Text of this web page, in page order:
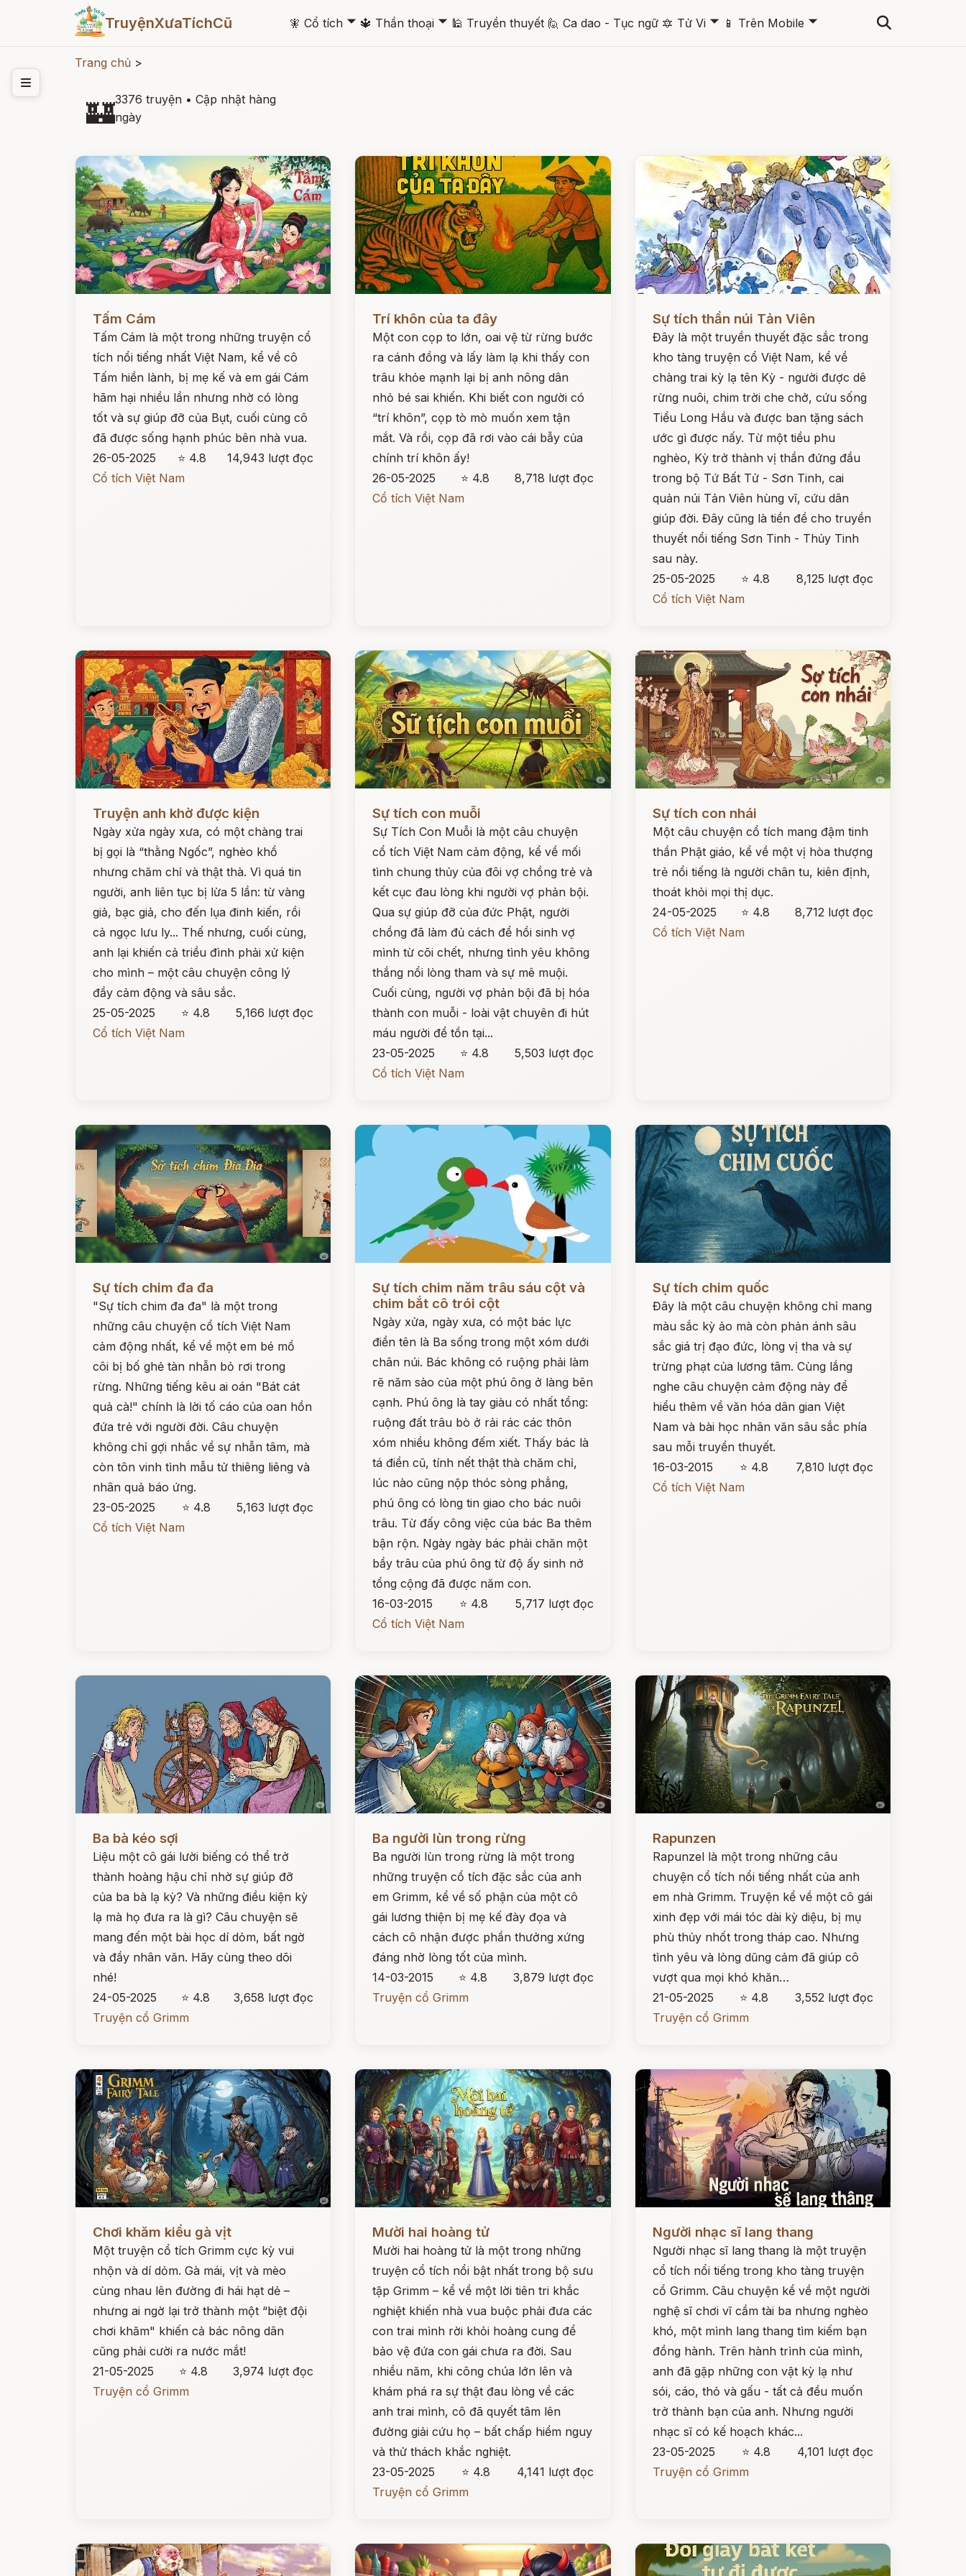
TruyệnXưaTíchCũ 🧚 Cổ tích 🞃 🔱 Thần thoại 🞃 🕌 Truyền thuyết 🙋 Ca dao - Tục ngữ 🔯 Tử Vi 🞃 📱 Trên Mobile 🞃
Trang chủ >
🏰3376 truyện • Cập nhật hàng
ngày
Đọc ngay
Tấm Cám
Tấm Cám là một trong những truyện cổ
tích nổi tiếng nhất Việt Nam, kể về cô
Tấm hiền lành, bị mẹ kế và em gái Cám
hãm hại nhiều lần nhưng nhờ có lòng
tốt và sự giúp đỡ của Bụt, cuối cùng cô
đã được sống hạnh phúc bên nhà vua.
26-05-2025
⭐ 4.8
14,943 lượt đọc
Cổ tích Việt Nam
Trí khôn của ta đây
Một con cọp to lớn, oai vệ từ rừng bước
ra cánh đồng và lấy làm lạ khi thấy con
trâu khỏe mạnh lại bị anh nông dân
nhỏ bé sai khiến. Khi biết con người có
“trí khôn”, cọp tò mò muốn xem tận
mắt. Và rồi, cọp đã rơi vào cái bẫy của
chính trí khôn ấy!
26-05-2025
⭐ 4.8
8,718 lượt đọc
Cổ tích Việt Nam
Sự tích thần núi Tản Viên
Đây là một truyền thuyết đặc sắc trong
kho tàng truyện cổ Việt Nam, kể về
chàng trai kỳ lạ tên Kỳ - người được dê
rừng nuôi, chim trời che chở, cứu sống
Tiểu Long Hầu và được ban tặng sách
ước gì được nấy. Từ một tiều phu
nghèo, Kỳ trở thành vị thần đứng đầu
trong bộ Tứ Bất Tử - Sơn Tinh, cai
quản núi Tản Viên hùng vĩ, cứu dân
giúp đời. Đây cũng là tiền đề cho truyền
thuyết nổi tiếng Sơn Tinh - Thủy Tinh
sau này.
25-05-2025
⭐ 4.8
8,125 lượt đọc
Cổ tích Việt Nam
Truyện anh khờ được kiện
Ngày xửa ngày xưa, có một chàng trai
bị gọi là “thằng Ngốc”, nghèo khổ
nhưng chăm chỉ và thật thà. Vì quá tin
người, anh liên tục bị lừa 5 lần: từ vàng
giả, bạc giả, cho đến lụa đinh kiến, rồi
cả ngọc lưu ly... Thế nhưng, cuối cùng,
anh lại khiến cả triều đình phải xử kiện
cho mình – một câu chuyện công lý
đầy cảm động và sâu sắc.
25-05-2025
⭐ 4.8
5,166 lượt đọc
Cổ tích Việt Nam
Sự tích con muỗi
Sự Tích Con Muỗi là một câu chuyện
cổ tích Việt Nam cảm động, kể về mối
tình chung thủy của đôi vợ chồng trẻ và
kết cục đau lòng khi người vợ phản bội.
Qua sự giúp đỡ của đức Phật, người
chồng đã làm đủ cách để hồi sinh vợ
mình từ cõi chết, nhưng tình yêu không
thắng nổi lòng tham và sự mê muội.
Cuối cùng, người vợ phản bội đã bị hóa
thành con muỗi - loài vật chuyên đi hút
máu người để tồn tại...
23-05-2025
⭐ 4.8
5,503 lượt đọc
Cổ tích Việt Nam
Sự tích con nhái
Một câu chuyện cổ tích mang đậm tinh
thần Phật giáo, kể về một vị hòa thượng
trẻ nổi tiếng là người chân tu, kiên định,
thoát khỏi mọi thị dục.
24-05-2025
⭐ 4.8
8,712 lượt đọc
Cổ tích Việt Nam
Sự tích chim đa đa
"Sự tích chim đa đa" là một trong
những câu chuyện cổ tích Việt Nam
cảm động nhất, kể về một em bé mồ
côi bị bố ghẻ tàn nhẫn bỏ rơi trong
rừng. Những tiếng kêu ai oán "Bát cát
quả cà!" chính là lời tố cáo của oan hồn
đứa trẻ với người đời. Câu chuyện
không chỉ gợi nhắc về sự nhẫn tâm, mà
còn tôn vinh tình mẫu tử thiêng liêng và
nhân quả báo ứng.
23-05-2025
⭐ 4.8
5,163 lượt đọc
Cổ tích Việt Nam
Sự tích chim năm trâu sáu cột và
chim bắt cô trói cột
Ngày xửa, ngày xưa, có một bác lực
điền tên là Ba sống trong một xóm dưới
chân núi. Bác không có ruộng phải làm
rẽ năm sào của một phú ông ở làng bên
cạnh. Phú ông là tay giàu có nhất tổng:
ruộng đất trâu bò ở rải rác các thôn
xóm nhiều không đếm xiết. Thấy bác là
tá điền cũ, tính nết thật thà chăm chỉ,
lúc nào cũng nộp thóc sòng phẳng,
phú ông có lòng tin giao cho bác nuôi
trâu. Từ đấy công việc của bác Ba thêm
bận rộn. Ngày ngày bác phải chăn một
bầy trâu của phú ông từ độ ấy sinh nở
tổng cộng đã được năm con.
16-03-2015
⭐ 4.8
5,717 lượt đọc
Cổ tích Việt Nam
Sự tích chim quốc
Đây là một câu chuyện không chỉ mang
màu sắc kỳ ảo mà còn phản ánh sâu
sắc giá trị đạo đức, lòng vị tha và sự
trừng phạt của lương tâm. Cùng lắng
nghe câu chuyện cảm động này để
hiểu thêm về văn hóa dân gian Việt
Nam và bài học nhân văn sâu sắc phía
sau mỗi truyền thuyết.
16-03-2015
⭐ 4.8
7,810 lượt đọc
Cổ tích Việt Nam
Ba bà kéo sợi
Liệu một cô gái lười biếng có thể trở
thành hoàng hậu chỉ nhờ sự giúp đỡ
của ba bà lạ kỳ? Và những điều kiện kỳ
lạ mà họ đưa ra là gì? Câu chuyện sẽ
mang đến một bài học dí dỏm, bất ngờ
và đầy nhân văn. Hãy cùng theo dõi
nhé!
24-05-2025
⭐ 4.8
3,658 lượt đọc
Truyện cổ Grimm
Ba người lùn trong rừng
Ba người lùn trong rừng là một trong
những truyện cổ tích đặc sắc của anh
em Grimm, kể về số phận của một cô
gái lương thiện bị mẹ kế đày đọa và
cách cô nhận được phần thưởng xứng
đáng nhờ lòng tốt của mình.
14-03-2015
⭐ 4.8
3,879 lượt đọc
Truyện cổ Grimm
Rapunzen
Rapunzel là một trong những câu
chuyện cổ tích nổi tiếng nhất của anh
em nhà Grimm. Truyện kể về một cô gái
xinh đẹp với mái tóc dài kỳ diệu, bị mụ
phù thủy nhốt trong tháp cao. Nhưng
tình yêu và lòng dũng cảm đã giúp cô
vượt qua mọi khó khăn…
21-05-2025
⭐ 4.8
3,552 lượt đọc
Truyện cổ Grimm
Chơi khăm kiểu gà vịt
Một truyện cổ tích Grimm cực kỳ vui
nhộn và dí dỏm. Gà mái, vịt và mèo
cùng nhau lên đường đi hái hạt dẻ –
nhưng ai ngờ lại trở thành một “biệt đội
chơi khăm" khiến cả bác nông dân
cũng phải cười ra nước mắt!
21-05-2025
⭐ 4.8
3,974 lượt đọc
Truyện cổ Grimm
Mười hai hoàng tử
Mười hai hoàng tử là một trong những
truyện cổ tích nổi bật nhất trong bộ sưu
tập Grimm – kể về một lời tiên tri khắc
nghiệt khiến nhà vua buộc phải đưa các
con trai mình rời khỏi hoàng cung để
bảo vệ đứa con gái chưa ra đời. Sau
nhiều năm, khi công chúa lớn lên và
khám phá ra sự thật đau lòng về các
anh trai mình, cô đã quyết tâm lên
đường giải cứu họ – bất chấp hiểm nguy
và thử thách khắc nghiệt.
23-05-2025
⭐ 4.8
4,141 lượt đọc
Truyện cổ Grimm
Người nhạc sĩ lang thang
Người nhạc sĩ lang thang là một truyện
cổ tích nổi tiếng trong kho tàng truyện
cổ Grimm. Câu chuyện kể về một người
nghệ sĩ chơi vĩ cầm tài ba nhưng nghèo
khó, một mình lang thang tìm kiếm bạn
đồng hành. Trên hành trình của mình,
anh đã gặp những con vật kỳ lạ như
sói, cáo, thỏ và gấu - tất cả đều muốn
trở thành bạn của anh. Nhưng người
nhạc sĩ có kế hoạch khác...
23-05-2025
⭐ 4.8
4,101 lượt đọc
Truyện cổ Grimm